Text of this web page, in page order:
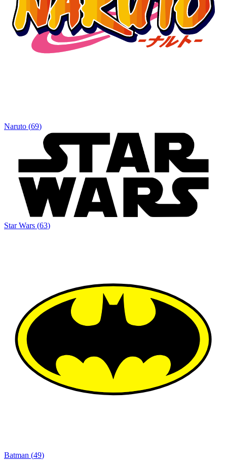
Naruto (69)
Star Wars (63)
Batman (49)